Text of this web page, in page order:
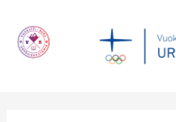
sisältöön